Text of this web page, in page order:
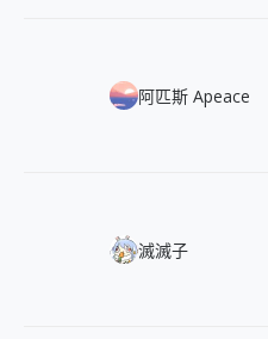
提升設計水準！1500+ 免
阿匹斯 Apeace
遊戲角色立繪大集合！收藏
滅滅子